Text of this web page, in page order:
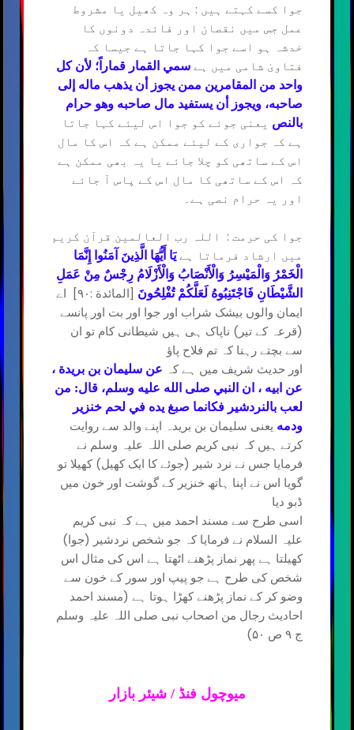
جوا کسے کہتے ہیں : ہر وہ کھیل یا مشروط
عمل جس میں نقصان اور فائدہ دونوں کا
خدشہ ہو اسے جوا کہا جاتا ہے جیسا کہ
فتاویٰ شامی میں ہے سمي القمار قماراً؛ لأن كل
واحد من المقامرين ممن يجوز أن يذهب ماله إلى
صاحبه، ويجوز أن يستفيد مال صاحبه وهو حرام
بالنص یعنی جوئے کو جوا اس لیئے کہا جاتا
ہے کہ جواری کے لیئے ممکن ہے کہ اس کا مال
اس کے ساتھی کو چلا جائے یا یہ بھی ممکن ہے
کہ اس کے ساتھی کا مال اس کے پاس آ جائے
اور یہ حرام نصی ہے۔
جوا کی حرمت : اللہ رب العالمین قرآن کریم
میں ارشاد فرماتا ہےيَا أَيُّهَا الَّذِينَ آمَنُوا إِنَّمَا
الْخَمْرُ وَالْمَيْسِرُ وَالْأَنْصَابُ وَالْأَزْلَامُ رِجْسٌ مِنْ عَمَلِ
الشَّيْطَانِ فَاجْتَنِبُوهُ لَعَلَّكُمْ تُفْلِحُونَ
[المائدة :۹٠] اے
ایمان والوں بیشک شراب اور جوا اور بت اور پانسے
(قرعہ کے تیر) ناپاک ہی ہیں شیطانی کام تو ان
سے بچتے رہنا کہ تم فلاح پاؤ
اور حدیث شریف میں ہے کہ عن سليمان بن بريدة ،
عن ابيه ، ان النبي صلى الله عليه وسلم، قال: من
لعب بالنردشير فكانما صبغ يده في لحم خنزير
ودمه یعنی سلیمان بن بریدہ اپنے والد سے روایت
کرتے ہیں کہ نبی کریم صلی اللہ علیہ وسلم نے
فرمایا جس نے نرد شیر (جوئے کا ایک کھیل) کھیلا تو
گویا اس نے اپنا ہاتھ خنزیر کے گوشت اور خون میں
ڈبو دیا
اسی طرح سے مسند احمد میں ہے کہ نبی کریم
علیہ السلام نے فرمایا کہ جو شخص نردشیر (جوا)
کھیلتا ہے پھر نماز پڑھنے اٹھتا ہے اس کی مثال اس
شخص کی طرح ہے جو پیپ اور سور کے خون سے
وضو کر کے نماز پڑھنے کھڑا ہوتا ہے (مسند احمد
احادیث رجال من اصحاب نبی صلی اللہ علیہ وسلم
ج ۹ ص ۵۰)
میوچول فنڈ / شیئر بازار